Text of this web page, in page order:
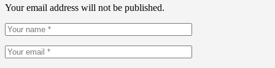
Your email address will not be published.